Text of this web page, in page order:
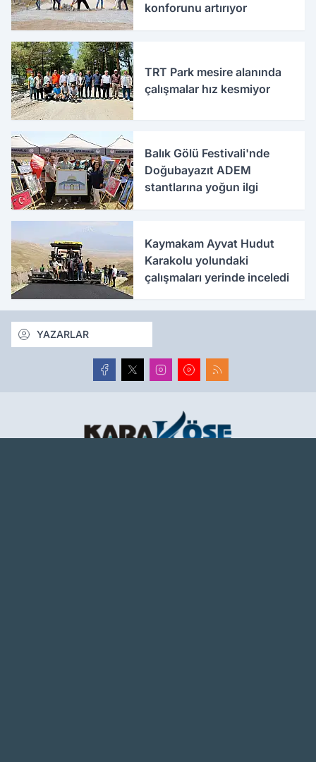
konforunu artırıyor
TRT Park mesire alanında
çalışmalar hız kesmiyor
Balık Gölü Festivali'nde
Doğubayazıt ADEM
stantlarına yoğun ilgi
Kaymakam Ayvat Hudut
Karakolu yolundaki
çalışmaları yerinde inceledi
YAZARLAR